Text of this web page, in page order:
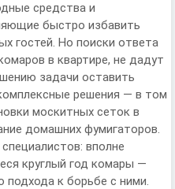
средства и
быстро избавить
гостей. Но поиски ответа
в квартире, не дадут
задачи оставить
решения — в том
москитных сеток в
домашних фумигаторов.
вполне
круглый год комары —
подхода к борьбе с ними.